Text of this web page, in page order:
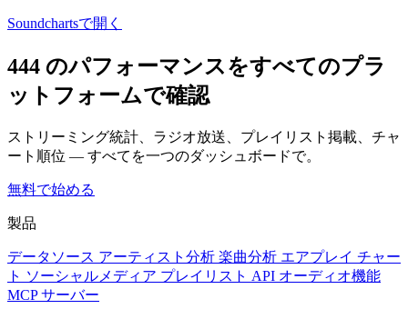
Soundchartsで開く
444 のパフォーマンスをすべてのプラ
ットフォームで確認
ストリーミング統計、ラジオ放送、プレイリスト掲載、チャ
ート順位 — すべてを一つのダッシュボードで。
無料で始める
製品
データソース アーティスト分析 楽曲分析 エアプレイ チャー
ト ソーシャルメディア プレイリスト API オーディオ機能
MCP サーバー